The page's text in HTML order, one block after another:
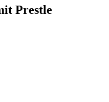
Prestle